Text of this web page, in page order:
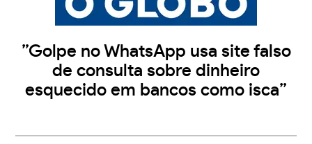
”Golpe no WhatsApp usa site falso
de consulta sobre dinheiro
esquecido em bancos como isca”